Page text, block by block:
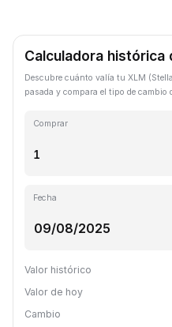
Calculadora histórica
Descubre cuánto valía tu XLM
pasada y compara el tipo de cambio
Comprar
Fecha
Valor histórico
Valor de hoy
Cambio